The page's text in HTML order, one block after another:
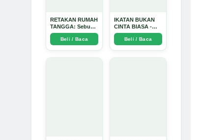
RETAKAN RUMAH
TANGGA: Sebuah
Perjalanan
Emosional yang
Intim dan
Beli / Baca
IKATAN BUKAN
CINTA BIASA -
Arda Dinata
Beli / Baca